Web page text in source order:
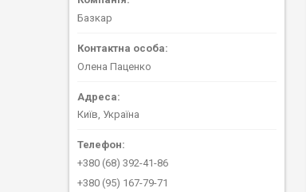
Базкар
Олена Паценко
Київ, Україна
+380 (68) 392-41-86
+380 (95) 167-79-71